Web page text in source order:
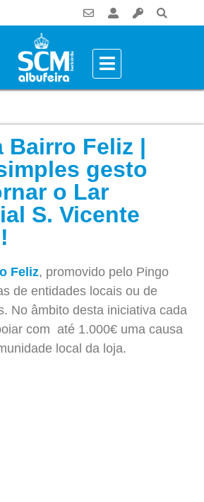
Bairro Feliz |
gesto
o Lar
S. Vicente
Feliz, promovido pelo Pingo
de entidades locais ou de
No âmbito desta iniciativa cada
com até 1.000€ uma causa
local da loja.